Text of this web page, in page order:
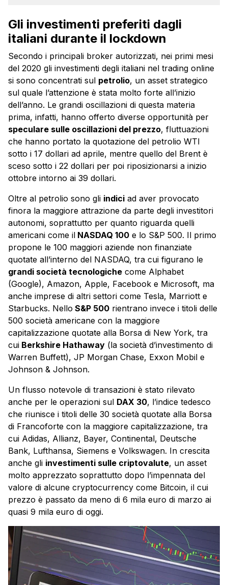
Gli investimenti preferiti dagli
italiani durante il lockdown
Secondo i principali broker autorizzati, nei primi mesi
del 2020 gli investimenti degli italiani nel trading online
si sono concentrati sul petrolio, un asset strategico
sul quale l’attenzione è stata molto forte all’inizio
dell’anno. Le grandi oscillazioni di questa materia
prima, infatti, hanno offerto diverse opportunità per
speculare sulle oscillazioni del prezzo, fluttuazioni
che hanno portato la quotazione del petrolio WTI
sotto i 17 dollari ad aprile, mentre quello del Brent è
sceso sotto i 22 dollari per poi riposizionarsi a inizio
ottobre intorno ai 39 dollari.
Oltre al petrolio sono gli indici ad aver provocato
finora la maggiore attrazione da parte degli investitori
autonomi, soprattutto per quanto riguarda quelli
americani come il NASDAQ 100 e lo S&P 500. Il primo
propone le 100 maggiori aziende non finanziate
quotate all’interno del NASDAQ, tra cui figurano le
grandi società tecnologiche come Alphabet
(Google), Amazon, Apple, Facebook e Microsoft, ma
anche imprese di altri settori come Tesla, Marriott e
Starbucks. Nello S&P 500 rientrano invece i titoli delle
500 società americane con la maggiore
capitalizzazione quotate alla Borsa di New York, tra
cui Berkshire Hathaway (la società d’investimento di
Warren Buffett), JP Morgan Chase, Exxon Mobil e
Johnson & Johnson.
Un flusso notevole di transazioni è stato rilevato
anche per le operazioni sul DAX 30, l’indice tedesco
che riunisce i titoli delle 30 società quotate alla Borsa
di Francoforte con la maggiore capitalizzazione, tra
cui Adidas, Allianz, Bayer, Continental, Deutsche
Bank, Lufthansa, Siemens e Volkswagen. In crescita
anche gli investimenti sulle criptovalute, un asset
molto apprezzato soprattutto dopo l’impennata del
valore di alcune cryptocurrency come Bitcoin, il cui
prezzo è passato da meno di 6 mila euro di marzo ai
quasi 9 mila euro di oggi.